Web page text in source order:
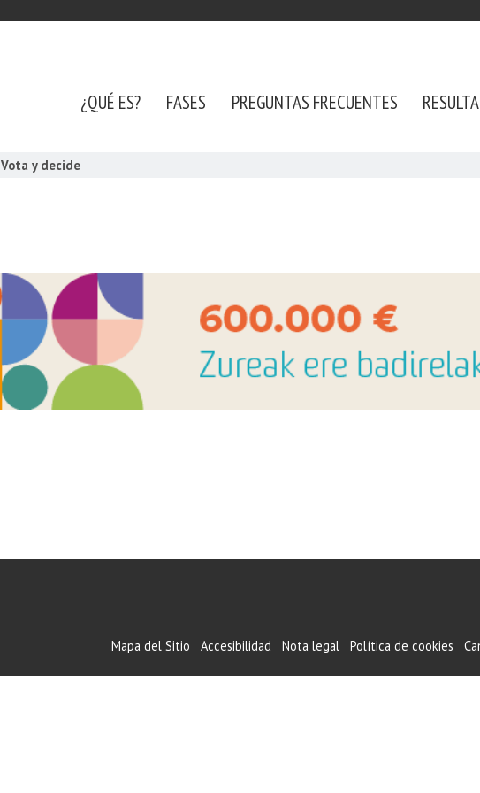
¿QUÉ ES? FASES PREGUNTAS FRECUENTES
Vota y decide
Mapa del Sitio Accesibilidad Nota legal Política de cookies